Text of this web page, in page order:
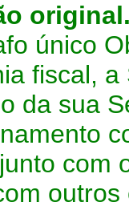
único
fiscal,
da sua
com